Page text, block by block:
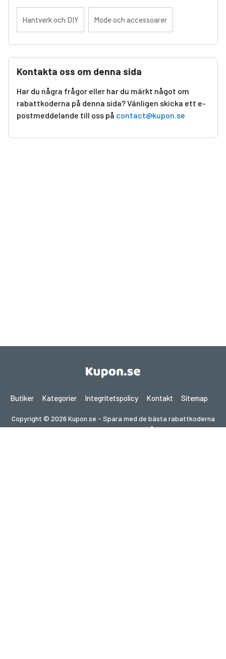
Hantverk och DIY Mode och accessoarer
Kontakta oss om denna sida
Har du några frågor eller har du märkt något om
rabattkoderna på denna sida? Vänligen skicka ett e-
postmeddelande till oss på contact@kupon.se
Butiker Kategorier Integritetspolicy Kontakt Sitemap
Copyright © 2026 Kupon.se - Spara med de bästa rabattkoderna
2026. Alla rättigheter förbehållna.